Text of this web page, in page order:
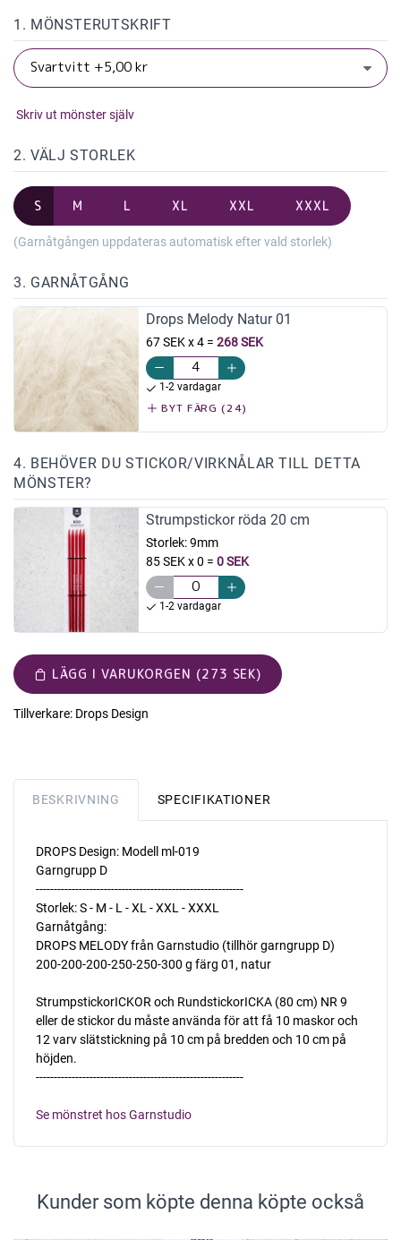
1. MÖNSTERUTSKRIFT
Skriv ut mönster själv
2. VÄLJ STORLEK
S M L XL XXL XXXL
(Garnåtgången uppdateras automatisk efter vald storlek)
3. GARNÅTGÅNG
Drops Melody Natur 01
67 SEK x 4= 268 SEK
1-2 vardagar
BYT FÄRG (24)
4. BEHÖVER DU STICKOR/VIRKNÅLAR TILL DETTA
MÖNSTER?
Strumpstickor röda 20 cm
Storlek:9mm
85 SEK x 0 = 0 SEK
1-2 vardagar
LÄGG I VARUKORGEN (273 SEK)
Tillverkare: Drops Design
BESKRIVNING SPECIFIKATIONER
DROPS Design: Modell ml-019
Garngrupp D
----------------------------------------------------------
Storlek: S - M - L - XL - XXL - XXXL
Garnåtgång:
DROPS MELODY från Garnstudio (tillhör garngrupp D)
200-200-200-250-250-300 g färg 01, natur
StrumpstickorICKOR och RundstickorICKA (80 cm) NR 9 
eller de stickor du måste använda för att få 10 maskor och
12 varv slätstickning på 10 cm på bredden och 10 cm på
höjden.
----------------------------------------------------------
Se mönstret hos Garnstudio
Kunder som köpte denna köpte också